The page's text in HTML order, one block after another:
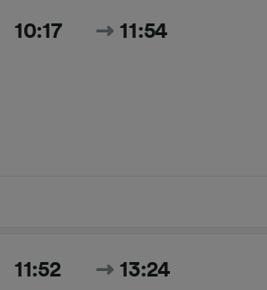
10:17 11:54
11:52 13:24